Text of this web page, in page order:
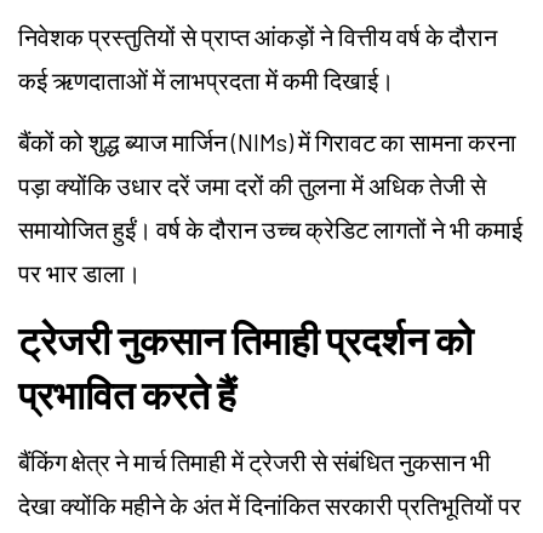
निवेशक प्रस्तुतियों से प्राप्त आंकड़ों ने वित्तीय वर्ष के दौरान
कई ऋणदाताओं में लाभप्रदता में कमी दिखाई।
बैंकों को शुद्ध ब्याज मार्जिन (NIMs) में गिरावट का सामना करना
पड़ा क्योंकि उधार दरें जमा दरों की तुलना में अधिक तेजी से
समायोजित हुईं। वर्ष के दौरान उच्च क्रेडिट लागतों ने भी कमाई
पर भार डाला।
ट्रेजरी नुकसान तिमाही प्रदर्शन को
प्रभावित करते हैं
बैंकिंग क्षेत्र ने मार्च तिमाही में ट्रेजरी से संबंधित नुकसान भी
देखा क्योंकि महीने के अंत में दिनांकित सरकारी प्रतिभूतियों पर